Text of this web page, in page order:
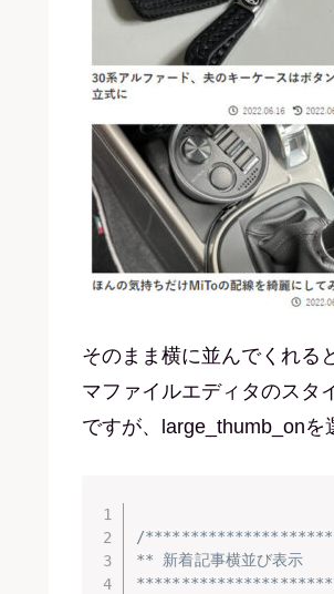
そのまま横に並んでくれる
マファイルエディタのスタ
ですが、large_thumb_onを
/
** 新着記事横並び表示